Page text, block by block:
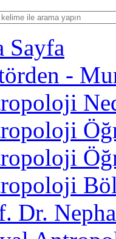
Sayfa
-
Dr.